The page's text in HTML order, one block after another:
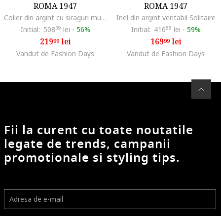
ROMA 1947
Colier din argint cu siraguri multiple si stele
Initial: 50839 lei - 56%
21999lei
Vandut de Fashion Days
ROMA 1947
Inel din argint veritabil Solitaire
Initial: 41688 lei - 59%
16999lei
Vandut de Fashion Days
Fii la curent cu toate noutatile
legate de trends, campanii
promotionale si styling tips.